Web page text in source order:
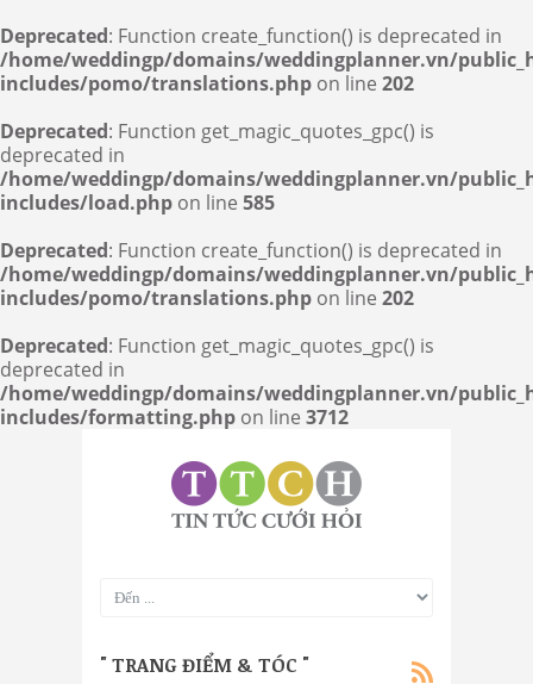
Deprecated: Function create_function() is deprecated in
/home/weddingp/domains/weddingplanner.vn/
includes/pomo/translations.php on line 202
Deprecated: Function get_magic_quotes_gpc() is
deprecated in
/home/weddingp/domains/weddingplanner.vn/
includes/load.php on line 585
Deprecated: Function create_function() is deprecated in
/home/weddingp/domains/weddingplanner.vn/
includes/pomo/translations.php on line 202
Deprecated: Function get_magic_quotes_gpc() is
deprecated in
/home/weddingp/domains/weddingplanner.vn/
includes/formatting.php on line 3712
" TRANG ĐIỂM & TÓC "